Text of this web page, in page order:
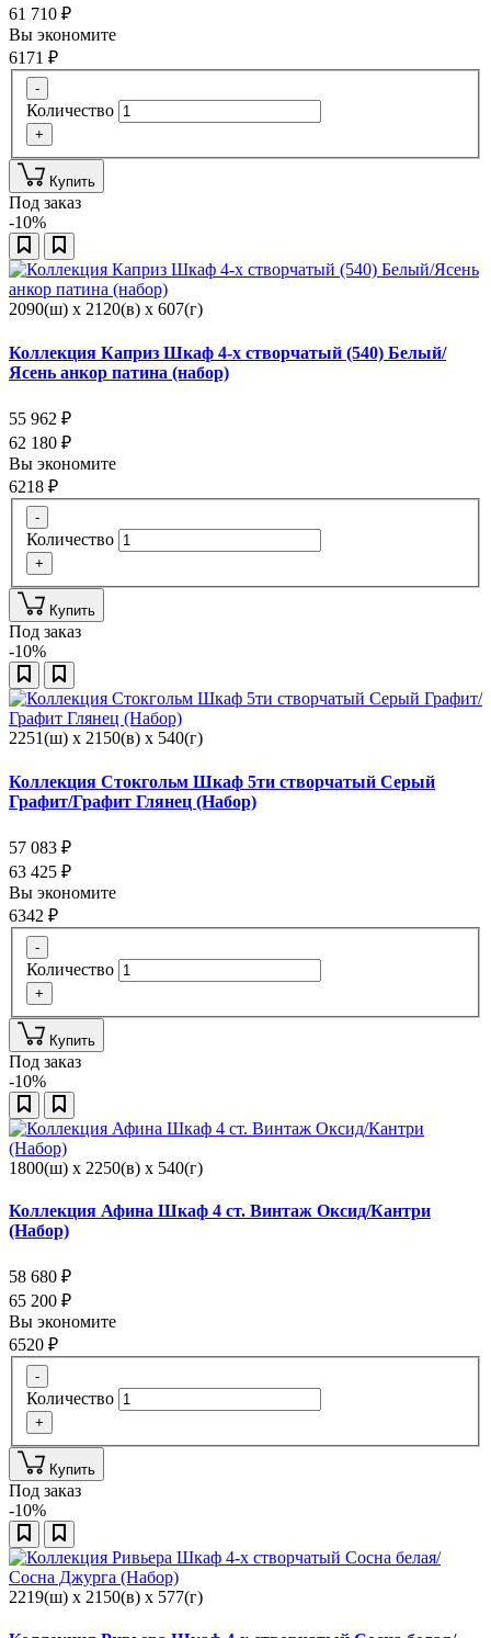
61 710 ₽
Вы экономите
6171 ₽
-
Количество
+
Купить
Под заказ
-10%
2090(ш) x 2120(в) x 607(г)
Коллекция Каприз Шкаф 4-х створчатый (540) Белый/
Ясень анкор патина (набор)
55 962 ₽
62 180 ₽
Вы экономите
6218 ₽
-
Количество
+
Купить
Под заказ
-10%
2251(ш) x 2150(в) x 540(г)
Коллекция Стокгольм Шкаф 5ти створчатый Серый
Графит/Графит Глянец (Набор)
57 083 ₽
63 425 ₽
Вы экономите
6342 ₽
-
Количество
+
Купить
Под заказ
-10%
1800(ш) x 2250(в) x 540(г)
Коллекция Афина Шкаф 4 ст. Винтаж Оксид/Кантри
(Набор)
58 680 ₽
65 200 ₽
Вы экономите
6520 ₽
-
Количество
+
Купить
Под заказ
-10%
2219(ш) x 2150(в) x 577(г)